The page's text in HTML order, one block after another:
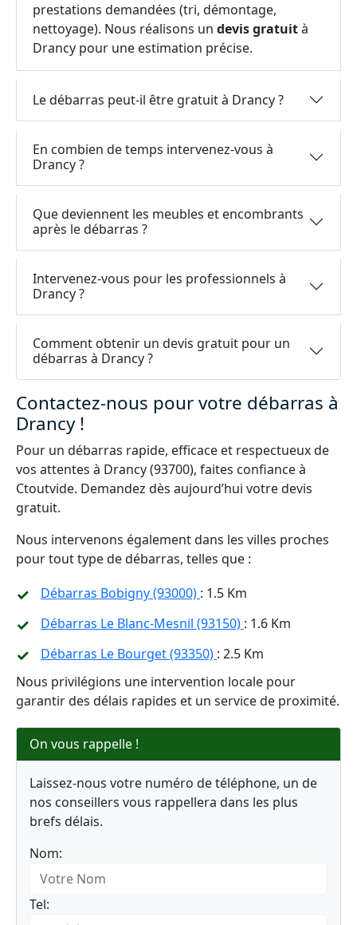
prestations demandées (tri, démontage,
nettoyage). Nous réalisons un devis gratuità
Drancy pour une estimation précise.
Le débarras peut-il être gratuit à Drancy ?
En combien de temps intervenez-vous à
Drancy ?
Que deviennent les meubles et encombrants
après le débarras ?
Intervenez-vous pour les professionnels à
Drancy ?
Comment obtenir un devis gratuit pour un
débarras à Drancy ?
Contactez-nous pour votre débarras à
Drancy !
Pour un débarras rapide, efficace et respectueux de
vos attentes à Drancy (93700), faites confiance à
Ctoutvide. Demandez dès aujourd’hui votre devis
gratuit.
Nous intervenons également dans les villes proches
pour tout type de débarras, telles que :
Débarras Bobigny (93000) : 1.5 Km
Débarras Le Blanc-Mesnil (93150) : 1.6 Km
Débarras Le Bourget (93350) : 2.5 Km
Nous privilégions une intervention locale pour
garantir des délais rapides et un service de proximité.
On vous rappelle !
Laissez-nous votre numéro de téléphone, un de
nos conseillers vous rappellera dans les plus
brefs délais.
Nom:
Tel: